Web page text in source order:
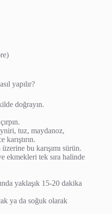
yapılır?
doğrayın.
tuz, maydanoz,
bu karışımı sürün.
ekmekleri tek sıra halinde
yaklaşık 15-20 dakika
ya da soğuk olarak